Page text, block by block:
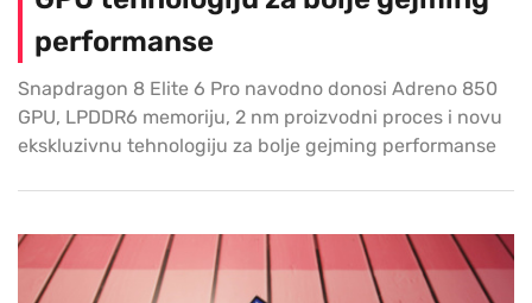
performanse
Snapdragon 8 Elite 6 Pro navodno donosi Adreno 850
GPU, LPDDR6 memoriju, 2 nm proizvodni proces i novu
ekskluzivnu tehnologiju za bolje gejming performanse